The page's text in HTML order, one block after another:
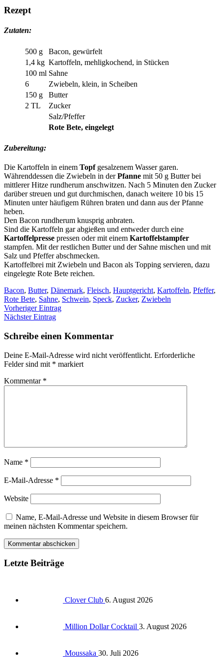
Rezept
Zutaten:
500 g
Bacon, gewürfelt
1,4 kg Kartoffeln, mehligkochend, in Stücken
100 ml Sahne
6
Zwiebeln, klein, in Scheiben
150 g
Butter
2 TL
Zucker
Salz/Pfeffer
Rote Bete, eingelegt
Zubereitung:
Die Kartoffeln in einem Topfgesalzenem Wasser garen.
Währenddessen die Zwiebeln in derPfanne mit 50 g Butter bei
mittlerer Hitze rundherum anschwitzen. Nach 5 Minuten den Zucker
darüber streuen und gut durchmischen, danach weitere 10 bis 15
Minuten unter häufigem Rühren braten und dann aus der Pfanne
heben.
Den Bacon rundherum knusprig anbraten.
Sind die Kartoffeln gar abgießen und entweder durch eine
Kartoffelpresse pressen oder mit einem Kartoffelstampfer
stampfen. Mit der restlichen Butter und der Sahne mischen und mit
Salz und Pfeffer abschmecken.
Kartoffelbrei mit Zwiebeln und Bacon als Topping servieren, dazu
eingelegte Rote Bete reichen.
Bacon, Butter, Dänemark, Fleisch, Hauptgericht, Kartoffeln, Pfeffer,
Rote Bete, Sahne, Schwein, Speck, Zucker, Zwiebeln
Vorheriger Eintrag
Nächster Eintrag
Schreibe einen Kommentar
Deine E-Mail-Adresse wird nicht veröffentlicht. Erforderliche
Felder sind mit * markiert
Kommentar *
Name *
E-Mail-Adresse *
Website
Name, E-Mail-Adresse und Website in diesem Browser für
meinen nächsten Kommentar speichern.
Letzte Beiträge
Clover Club 6. August 2026
Million Dollar Cocktail 3. August 2026
Moussaka 30. Juli 2026